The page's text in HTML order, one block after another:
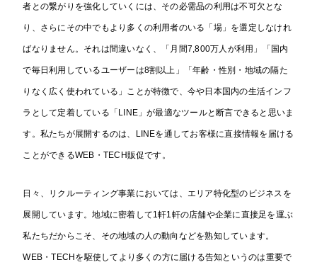
者との繋がりを強化していくには、その必需品の利用は不可欠とな
り、 さらにその中でもより多くの利用者のいる「場」を選定しなけれ
ばなりません。 それは間違いなく、「月間7,800万人が利用」「国内
で毎日利用しているユーザーは8割以上」「年齢・性別・地域の隔た
りなく広く使われている」 ことが特徴で、今や日本国内の生活インフ
ラとして定着している「LINE」が最適なツールと断言できると思いま
す。 私たちが展開するのは、LINEを通してお客様に直接情報を届ける
ことができるWEB・TECH販促です。
日々、リクルーティング事業においては、エリア特化型のビジネスを
展開しています。地域に密着して1軒1軒の店舗や企業に直接足を運ぶ
私たちだからこそ、その地域の人の動向などを熟知しています。
WEB・TECHを駆使してより多くの方に届ける告知というのは重要で